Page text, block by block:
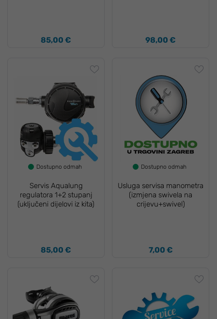
85,00 € 98,00 €
Dostupno odmah
Servis Aqualung
regulatora 1+2 stupanj
(uključeni dijelovi iz kita)
85,00 €
Dostupno odmah
Usluga servisa manometra
(izmjena swivela na
crijevu+swivel)
7,00 €